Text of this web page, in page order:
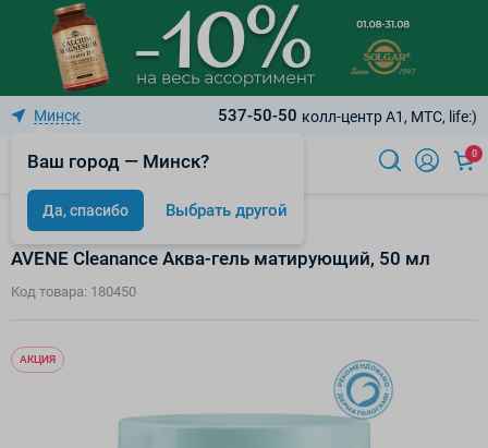
Минск
Ваш город — Минск?
Да, спасибо Выбрать другой
537-50-50 колл-центр A1, МТС, life:)
0
Cleanance - жирная кожа, акне
AVENE Cleanance Аква-гель матирующий, 50 мл
Код товара: 180450
АКЦИЯ